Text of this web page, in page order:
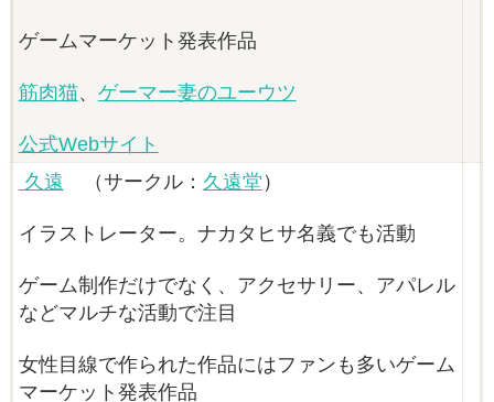
ゲームマーケット発表作品
筋肉猫、 ゲーマー妻のユーウツ
公式Webサイト
久遠 （サークル： 久遠堂）
イラストレーター。ナカタヒサ名義でも活動
ゲーム制作だけでなく、アクセサリー、アパレル
などマルチな活動で注目
女性目線で作られた作品にはファンも多いゲーム
マーケット発表作品